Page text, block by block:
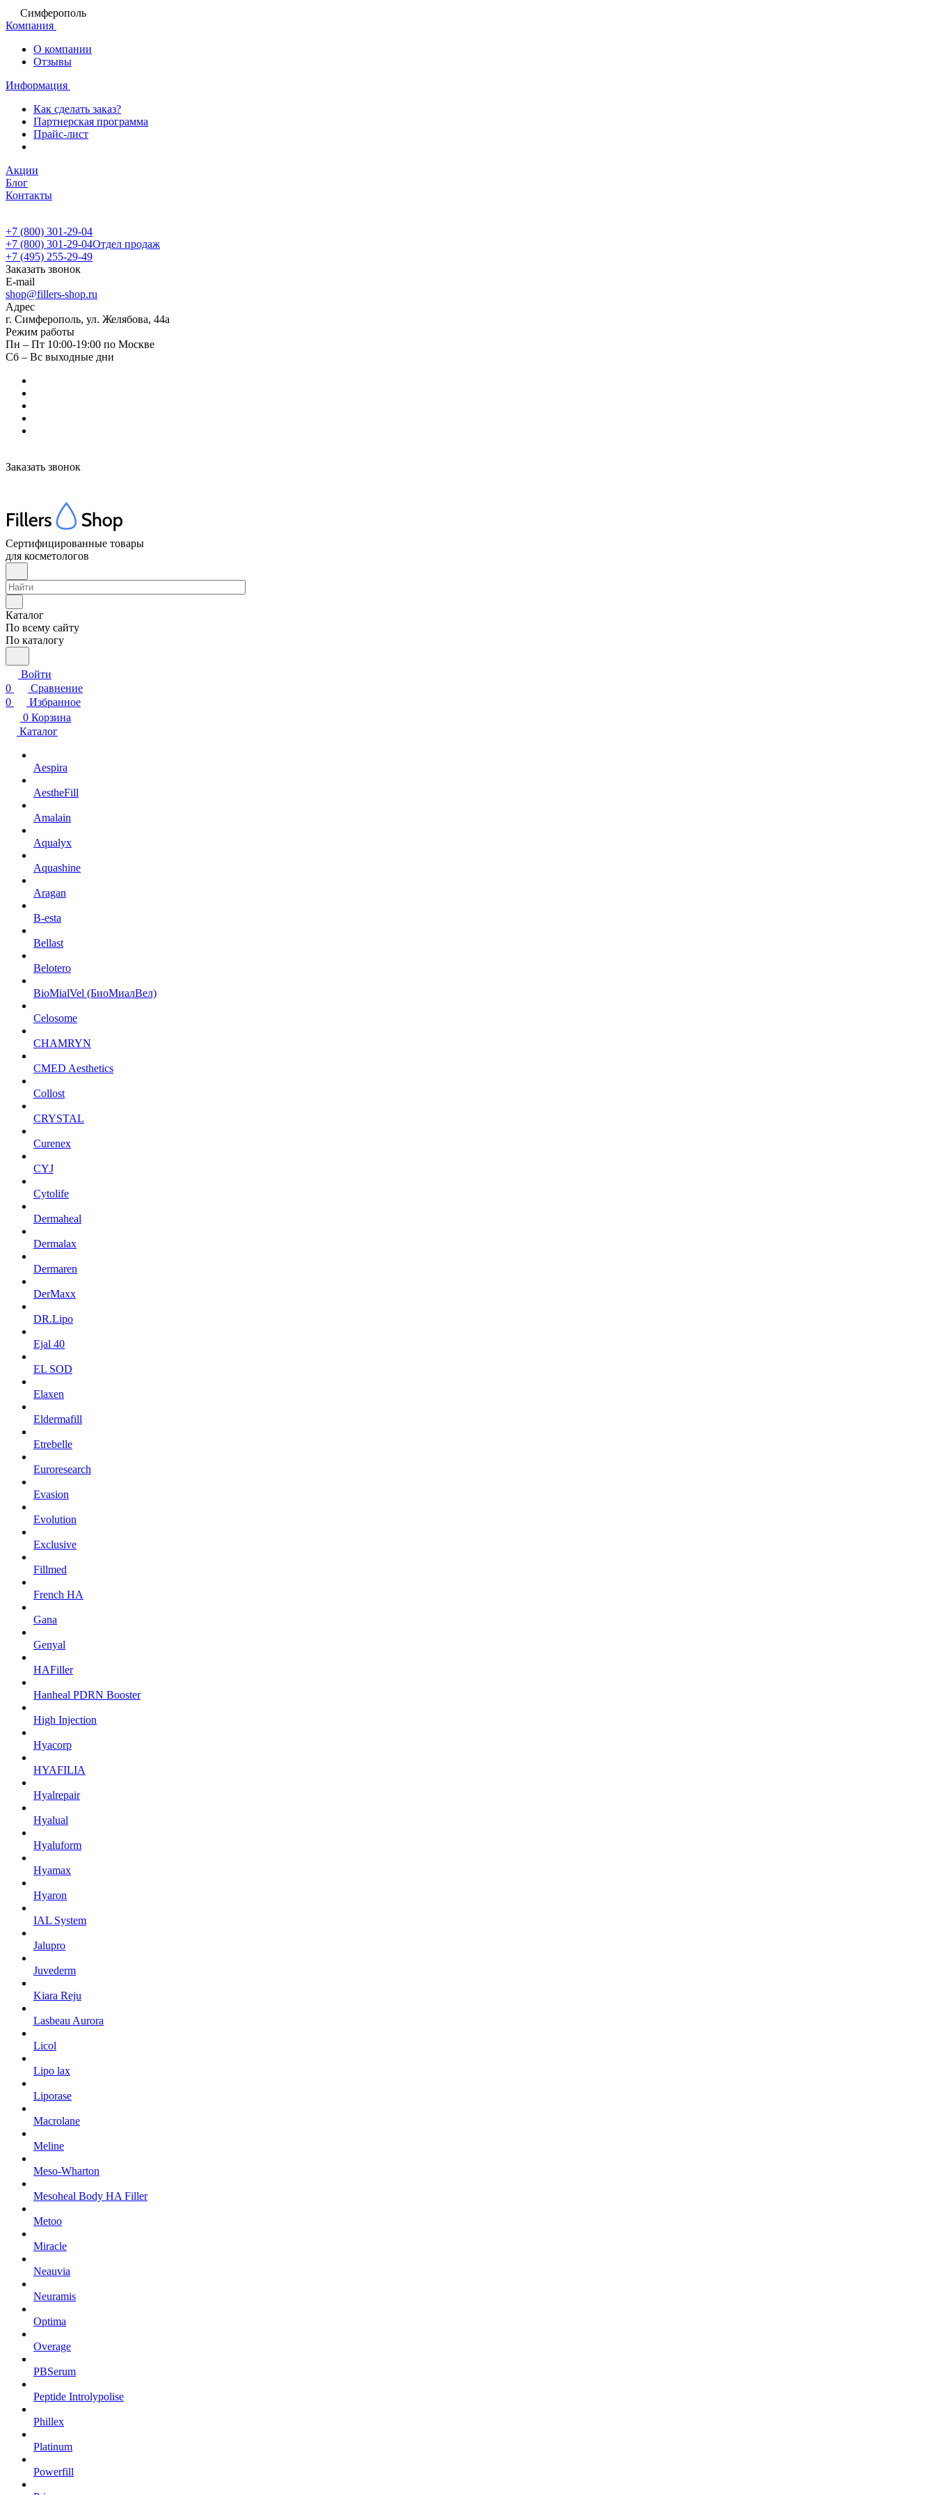
Симферополь
Компания
О компании
Отзывы
Информация
Как сделать заказ?
Партнерская программа
Прайс-лист
Акции
Блог
Контакты
+7 (800) 301-29-04
+7 (800) 301-29-04Отдел продаж
+7 (495) 255-29-49
Заказать звонок
E-mail
shop@fillers-shop.ru
Адрес
г. Симферополь, ул. Желябова, 44а
Режим работы
Пн – Пт 10:00-19:00 по Москве
Сб – Вс выходные дни
Заказать звонок
Сертифицированные товары
для косметологов
Каталог
По всему сайту
По каталогу
Войти
0
Сравнение
0
Избранное
0 Корзина
Каталог
Aespira
AestheFill
Amalain
Aqualyx
Aquashine
Aragan
B-esta
Bellast
Belotero
BioMialVel (БиоМиалВел)
Celosome
CHAMRYN
CMED Aesthetics
Collost
CRYSTAL
Curenex
CYJ
Cytolife
Dermaheal
Dermalax
Dermaren
DerMaxx
DR.Lipo
Ejal 40
EL SOD
Elaxen
Eldermafill
Etrebelle
Euroresearch
Evasion
Evolution
Exclusive
Fillmed
French HA
Gana
Genyal
HAFiller
Hanheal PDRN Booster
High Injection
Hyacorp
HYAFILIA
Hyalrepair
Hyalual
Hyaluform
Hyamax
Hyaron
IAL System
Jalupro
Juvederm
Kiara Reju
Lasbeau Aurora
Licol
Lipo lax
Liporase
Macrolane
Meline
Meso-Wharton
Mesoheal Body HA Filler
Metoo
Miracle
Neauvia
Neuramis
Optima
Overage
PBSerum
Peptide Introlypolise
Phillex
Platinum
Powerfill